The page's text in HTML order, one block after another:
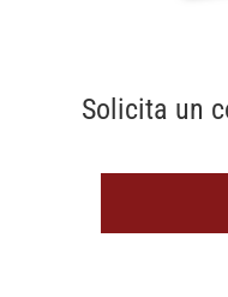
Solicita un